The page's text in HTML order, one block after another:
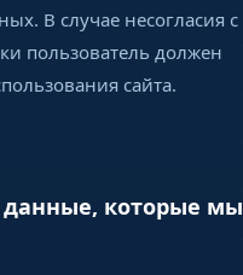
В случае несогласия с
пользователь должен
сайта.
которые мы